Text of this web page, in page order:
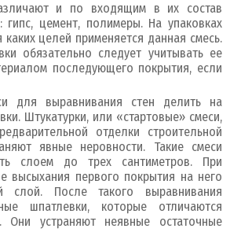
и по входящим в их состав
цемент, полимеры. На упаковках
каких целей применяется данная смесь.
обязательно следует учитывать ее
последующего покрытия, если
для выравнивания стен делить на
Штукатурки, или «стартовые» смеси,
отделки строительной
явные неровности. Такие смеси
слоем до трех сантиметров. При
высыхания первого покрытия на него
слой. После такого выравнивания
шпатлевки, которые отличаются
Они устраняют неявные остаточные